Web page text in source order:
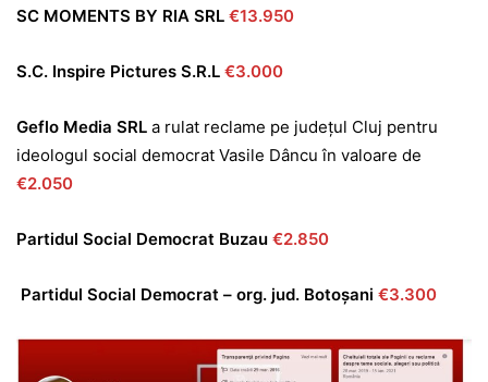
SC MOMENTS BY RIA SRL €13.950
S.C. Inspire Pictures S.R.L €3.000
Geflo Media SRL a rulat reclame pe județul Cluj pentru
ideologul social democrat Vasile Dâncu în valoare de
€2.050
Partidul Social Democrat Buzau €2.850
Partidul Social Democrat – org. jud. Botoșani €3.300